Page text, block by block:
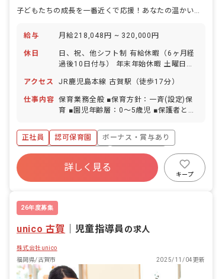
子どもたちの成長を一番近くで応援！あなたの温かい心が輝く場所です。
給与 月給218,048円 ~ 320,000円
休日
日、祝、他シフト制 有給休暇（6ヶ月経
過後10日付与） 年末年始休暇 土曜日交
アクセス
JR鹿児島本線 古賀駅（徒歩17分）
仕事内容 保育業務全般 ■保育方針：一斉(設定)保
育 ■園児年齢層：0～5歳児 ■保護者との
正社員
認可保育園
ボーナス・賞与あり
寮・住宅・家賃補助あり
社会保険完備
福利厚生充実
退職金制度
詳しく見る
キープ
26年度募集
unico 古賀 児童指導員の求人
株式会社unico
福岡県/古賀市
2025/11/04更新